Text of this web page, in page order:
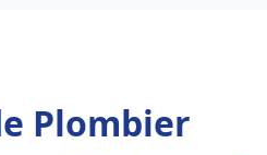
Plombier